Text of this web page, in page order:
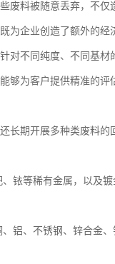
废料被随意丢弃，不
为企业创造了额外的经
对不同纯度、不同基
够为客户提供精准的评
长期开展多种类废料
铱等稀有金属，以及
铝、不锈钢、锌合金